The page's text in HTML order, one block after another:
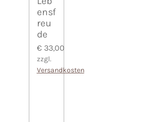
ensf
reu
de
€ 33,00
zzgl.
Versandkosten